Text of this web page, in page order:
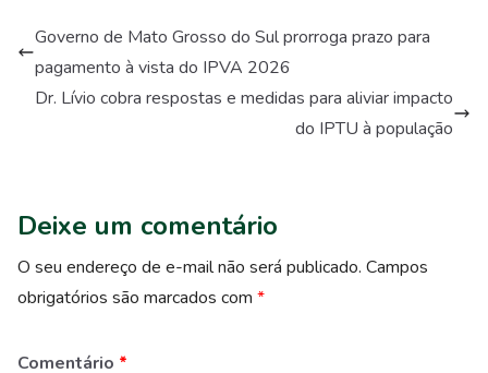
Governo de Mato Grosso do Sul prorroga prazo para
pagamento à vista do IPVA 2026
Dr. Lívio cobra respostas e medidas para aliviar impacto
do IPTU à população
Deixe um comentário
O seu endereço de e-mail não será publicado. Campos
obrigatórios são marcados com *
Comentário *